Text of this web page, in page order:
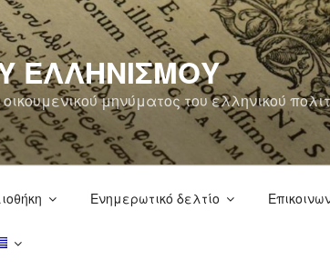
ΕΛΛΗΝΙΣΜΟΥ
μηνύματος του ελληνικού
Ενημερωτικό δελτίο